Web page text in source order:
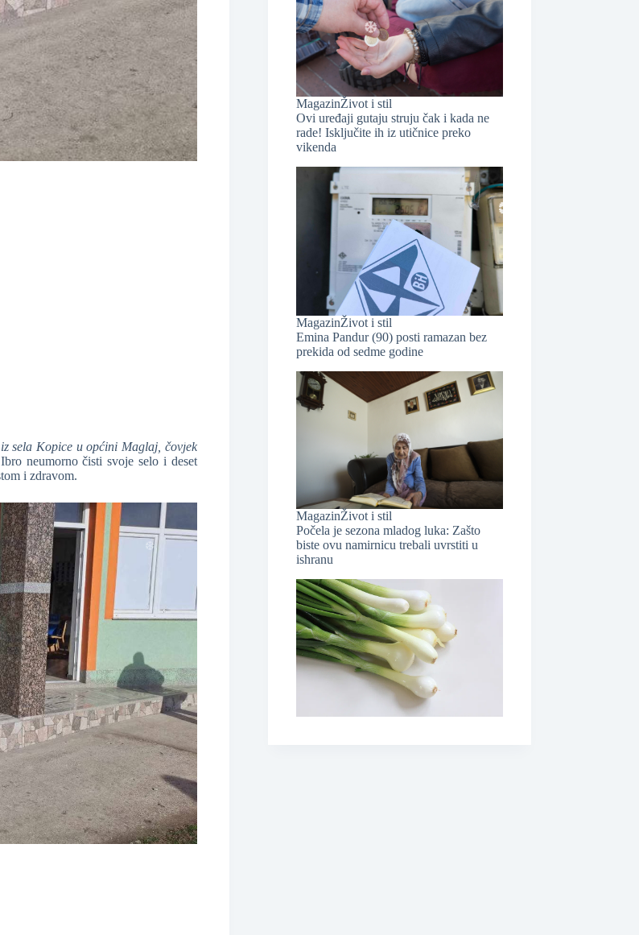
sela Kopice u općini Maglaj, čovjek
neumorno čisti svoje selo i deset
i zdravom.
MagazinŽivot i stil
Ovi uređaji gutaju struju čak i kada ne
rade! Isključite ih iz utičnice preko
vikenda
MagazinŽivot i stil
Emina Pandur (90) posti ramazan bez
prekida od sedme godine
MagazinŽivot i stil
Počela je sezona mladog luka: Zašto
biste ovu namirnicu trebali uvrstiti u
ishranu
❆
❆
❆
❆
❆